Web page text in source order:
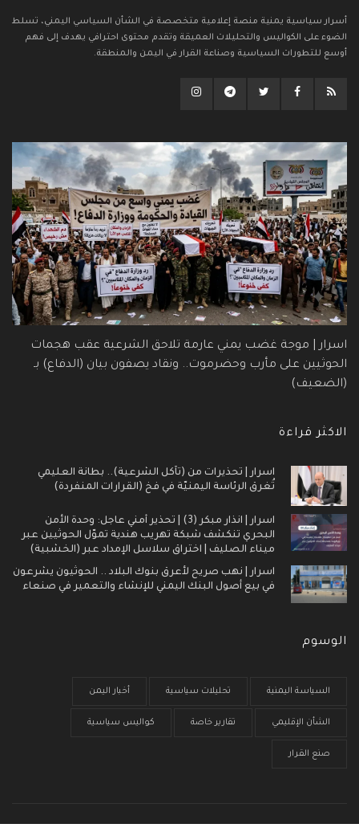
أسرار سياسية يمنية منصة إعلامية متخصصة في الشأن السياسي اليمني، تسلط
الضوء على الكواليس والتحليلات العميقة وتقدم محتوى احترافي يهدف إلى فهم
أوسع للتطورات السياسية وصناعة القرار في اليمن والمنطقة.
اسرار | موجة غضب يمني عارمة تلاحق الشرعية عقب هجمات
الحوثيين على مأرب وحضرموت.. ونقاد يصفون بيان (الدفاع) بـ
(الضعيف)
الاكثر قراءة
اسرار | تحذيرات من (تآكل الشرعية).. بطانة العليمي
تُغرق الرئاسة اليمنيّة في فخ (القرارات المنفردة)
اسرار | انذار مبكر (3) | تحذير أمني عاجل: وحدة الأمن
البحري تنكشف شبكة تهريب هندية تموّل الحوثيين عبر
ميناء الصليف | اختراق سلاسل الإمداد عبر (الخشبية)
اسرار | نهب صريح لأعرق بنوك البلاد .. الحوثيون يشرعون
في بيع أصول البنك اليمني للإنشاء والتعمير في صنعاء
الوسوم
السياسة اليمنية تحليلات سياسية أخبار اليمن
الشأن الإقليمي تقارير خاصة كواليس سياسية
صنع القرار